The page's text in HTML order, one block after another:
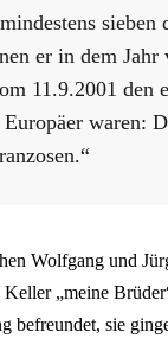
sieben
er in dem Jahr
11.9.2001 den
waren:
Wolfgang und
„meine
befreundet, sie